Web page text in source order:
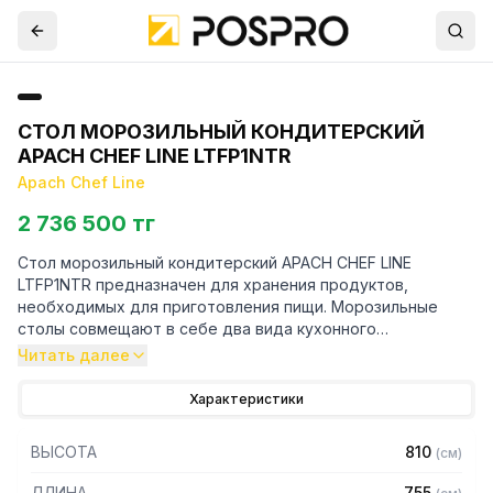
СТОЛ МОРОЗИЛЬНЫЙ КОНДИТЕРСКИЙ
APACH CHEF LINE LTFP1NTR
Apach Chef Line
2 736 500 тг
Стол морозильный кондитерский APACH CHEF LINE
LTFP1NTR предназначен для хранения продуктов,
необходимых для приготовления пищи. Морозильные
столы совмещают в себе два вида кухонного
оборудования: морозильника и рабочего стола. Данное
общественного питания - кафе, ресторанах, барах и т.п.
— Базовая комплектация: 4 направляющих EN60x40
Читать далее
Характеристики
ВЫСОТА 810 (см)